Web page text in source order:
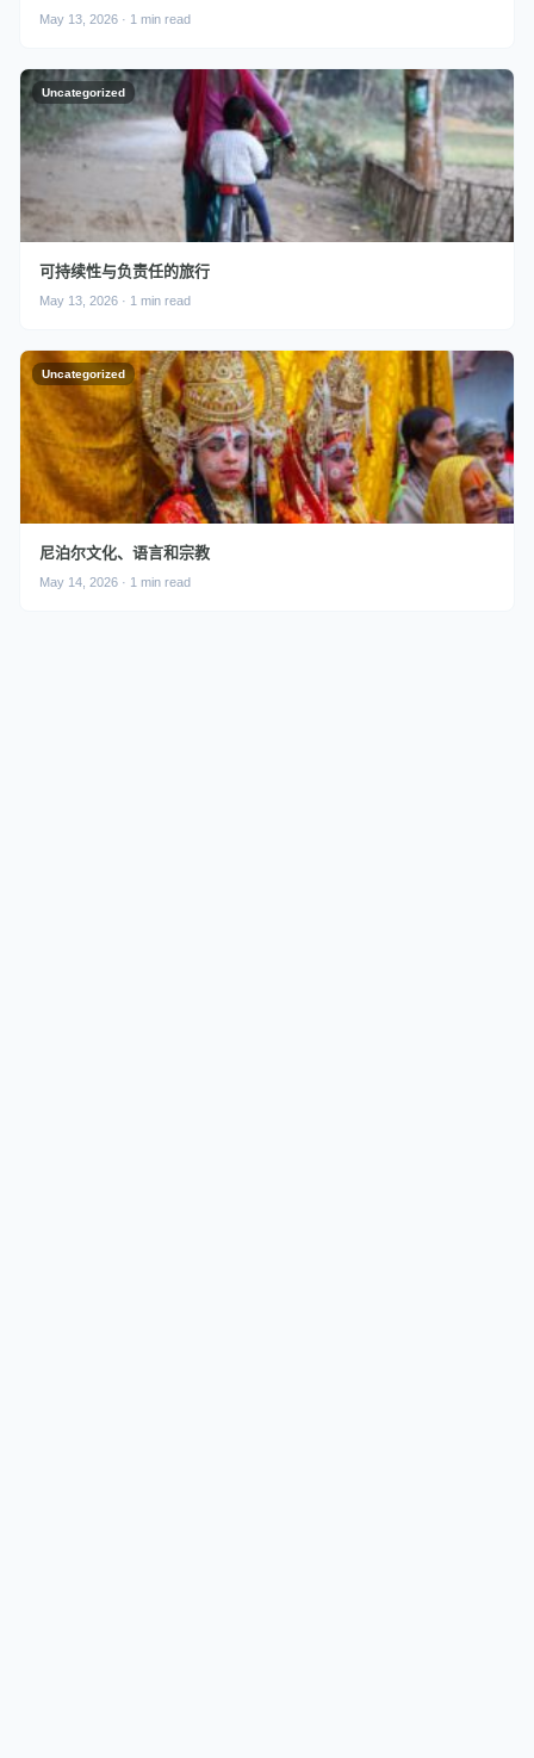
May 13, 2026 · 1 min read
Uncategorized
可持续性与负责任的旅行
May 13, 2026 · 1 min read
Uncategorized
尼泊尔文化、语言和宗教
May 14, 2026 · 1 min read